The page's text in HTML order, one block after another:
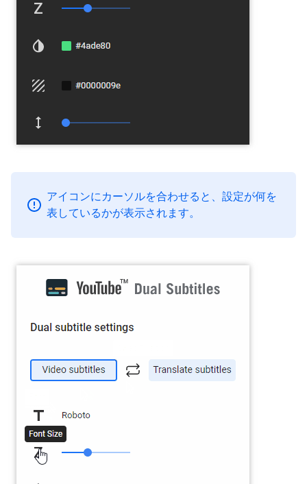
アイコンにカーソルを合わせると、設定が何を
表しているかが表示されます。